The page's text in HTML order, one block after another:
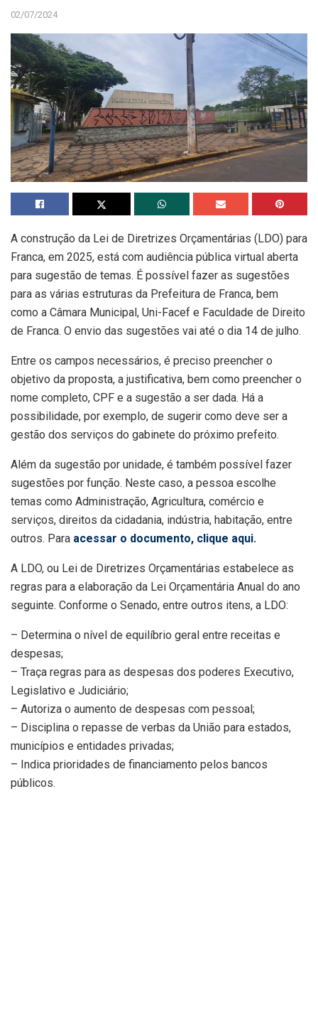
02/07/2024
A construção da Lei de Diretrizes Orçamentárias (LDO) para
Franca, em 2025, está com audiência pública virtual aberta
para sugestão de temas. É possível fazer as sugestões
para as várias estruturas da Prefeitura de Franca, bem
como a Câmara Municipal, Uni-Facef e Faculdade de Direito
de Franca. O envio das sugestões vai até o dia 14 de julho.
Entre os campos necessários, é preciso preencher o
objetivo da proposta, a justificativa, bem como preencher o
nome completo, CPF e a sugestão a ser dada. Há a
possibilidade, por exemplo, de sugerir como deve ser a
gestão dos serviços do gabinete do próximo prefeito.
Além da sugestão por unidade, é também possível fazer
sugestões por função. Neste caso, a pessoa escolhe
temas como Administração, Agricultura, comércio e
serviços, direitos da cidadania, indústria, habitação, entre
outros. Para acessar o documento, clique aqui.
A LDO, ou Lei de Diretrizes Orçamentárias estabelece as
regras para a elaboração da Lei Orçamentária Anual do ano
seguinte. Conforme o Senado, entre outros itens, a LDO:
– Determina o nível de equilíbrio geral entre receitas e
despesas;
– Traça regras para as despesas dos poderes Executivo,
Legislativo e Judiciário;
– Autoriza o aumento de despesas com pessoal;
– Disciplina o repasse de verbas da União para estados,
municípios e entidades privadas;
– Indica prioridades de financiamento pelos bancos
públicos.